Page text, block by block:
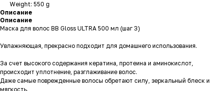
Weight: 550 g
Описание
Описание
Маска для волос BB Gloss ULTRA 500 мл (шаг 3)
Увлажняющая, прекрасно подходит для домашнего использования.
За счет высокого содержания кератина, протеина и аминокислот,
происходит уплотнение, разглаживание волос.
Даже самые поврежденные волосы обретают силу, зеркальный блеск и
мягкость.